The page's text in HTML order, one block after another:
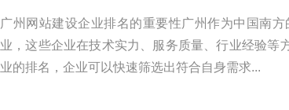
广州网站建设企业排名的重要性广州作为中国南
业，这些企业在技术实力、服务质量、行业经验等
业的排名，企业可以快速筛选出符合自身需求...